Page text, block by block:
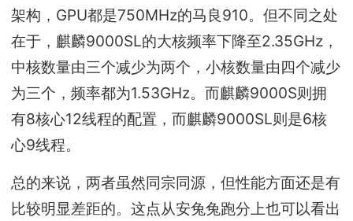
架构，GPU都是750MHz的马良910。但不同之处
在于，麒麟9000SL的大核频率下降至2.35GHz，
中核数量由三个减少为两个，小核数量由四个减少
为三个，频率都为1.53GHz。而麒麟9000S则拥
有8核心12线程的配置，而麒麟9000SL则是6核
心9线程。
总的来说，两者虽然同宗同源，但性能方面还是有
比较明显差距的。这点从安兔兔跑分上也可以看出